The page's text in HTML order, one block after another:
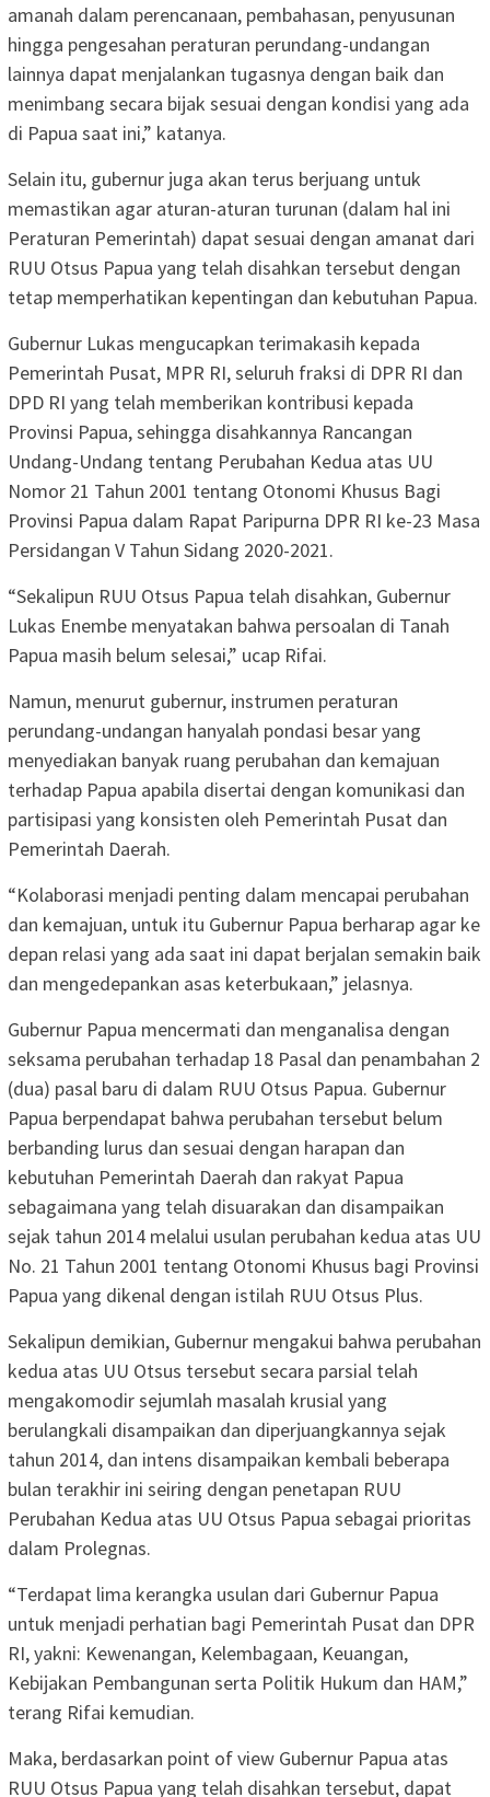
amanah dalam perencanaan, pembahasan, penyusunan
hingga pengesahan peraturan perundang-undangan
lainnya dapat menjalankan tugasnya dengan baik dan
menimbang secara bijak sesuai dengan kondisi yang ada
di Papua saat ini,” katanya.
Selain itu, gubernur juga akan terus berjuang untuk
memastikan agar aturan-aturan turunan (dalam hal ini
Peraturan Pemerintah) dapat sesuai dengan amanat dari
RUU Otsus Papua yang telah disahkan tersebut dengan
tetap memperhatikan kepentingan dan kebutuhan Papua.
Gubernur Lukas mengucapkan terimakasih kepada
Pemerintah Pusat, MPR RI, seluruh fraksi di DPR RI dan
DPD RI yang telah memberikan kontribusi kepada
Provinsi Papua, sehingga disahkannya Rancangan
Undang-Undang tentang Perubahan Kedua atas UU
Nomor 21 Tahun 2001 tentang Otonomi Khusus Bagi
Provinsi Papua dalam Rapat Paripurna DPR RI ke-23 Masa
Persidangan V Tahun Sidang 2020-2021.
“Sekalipun RUU Otsus Papua telah disahkan, Gubernur
Lukas Enembe menyatakan bahwa persoalan di Tanah
Papua masih belum selesai,” ucap Rifai.
Namun, menurut gubernur, instrumen peraturan
perundang-undangan hanyalah pondasi besar yang
menyediakan banyak ruang perubahan dan kemajuan
terhadap Papua apabila disertai dengan komunikasi dan
partisipasi yang konsisten oleh Pemerintah Pusat dan
Pemerintah Daerah.
“Kolaborasi menjadi penting dalam mencapai perubahan
dan kemajuan, untuk itu Gubernur Papua berharap agar ke
depan relasi yang ada saat ini dapat berjalan semakin baik
dan mengedepankan asas keterbukaan,” jelasnya.
Gubernur Papua mencermati dan menganalisa dengan
seksama perubahan terhadap 18 Pasal dan penambahan 2
(dua) pasal baru di dalam RUU Otsus Papua. Gubernur
Papua berpendapat bahwa perubahan tersebut belum
berbanding lurus dan sesuai dengan harapan dan
kebutuhan Pemerintah Daerah dan rakyat Papua
sebagaimana yang telah disuarakan dan disampaikan
sejak tahun 2014 melalui usulan perubahan kedua atas UU
No. 21 Tahun 2001 tentang Otonomi Khusus bagi Provinsi
Papua yang dikenal dengan istilah RUU Otsus Plus.
Sekalipun demikian, Gubernur mengakui bahwa perubahan
kedua atas UU Otsus tersebut secara parsial telah
mengakomodir sejumlah masalah krusial yang
berulangkali disampaikan dan diperjuangkannya sejak
tahun 2014, dan intens disampaikan kembali beberapa
bulan terakhir ini seiring dengan penetapan RUU
Perubahan Kedua atas UU Otsus Papua sebagai prioritas
dalam Prolegnas.
“Terdapat lima kerangka usulan dari Gubernur Papua
untuk menjadi perhatian bagi Pemerintah Pusat dan DPR
RI, yakni: Kewenangan, Kelembagaan, Keuangan,
Kebijakan Pembangunan serta Politik Hukum dan HAM,”
terang Rifai kemudian.
Maka, berdasarkan point of view Gubernur Papua atas
RUU Otsus Papua yang telah disahkan tersebut, dapat